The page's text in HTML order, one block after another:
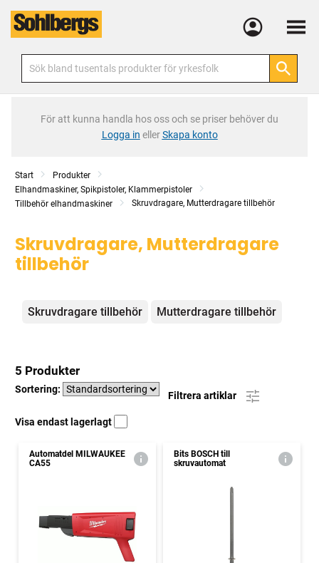
Meny
För att kunna handla hos oss och se priser behöver du
Logga in ellerSkapa konto
Start
Produkter
Elhandmaskiner, Spikpistoler, Klammerpistoler
Tillbehör elhandmaskiner
Skruvdragare, Mutterdragare tillbehör
Skruvdragare, Mutterdragare
tillbehör
Kategorier
Skruvdragare tillbehör Mutterdragare tillbehör
5 Produkter
Sortering:
Filtrera artiklar
Visa endast lagerlagt
Automatdel MILWAUKEE
CA55
Bits BOSCH till
skruvautomat